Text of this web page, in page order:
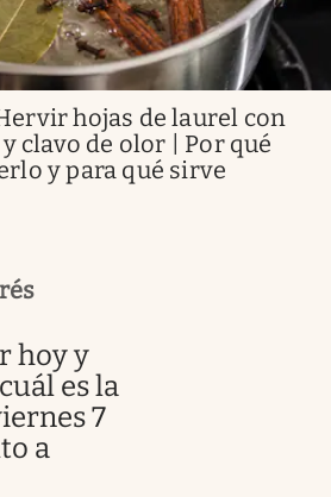
hojas de laurel con
clavo de olor | Por qué
y para qué sirve
hoy y
es la
7
a